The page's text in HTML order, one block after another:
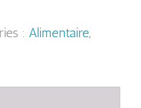
: Alimentaire,